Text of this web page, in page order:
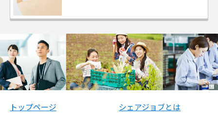
トップページ
シェアジョブとは